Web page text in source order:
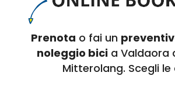
Prenota o fai un
noleggio bicia Valdaora
Mitterolang. Scegli